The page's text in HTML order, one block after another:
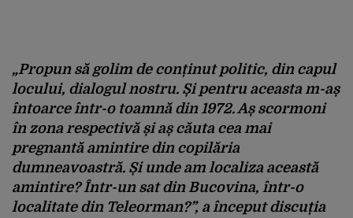
„Propun să golim de conținut politic, din capul
locului, dialogul nostru. Și pentru aceasta m-aș
întoarce într-o toamnă din 1972. Aș scormoni
în zona respectivă și aș căuta cea mai
pregnantă amintire din copilăria
dumneavoastră. Și unde am localiza această
amintire? Într-un sat din Bucovina, într-o
localitate din Teleorman?”, a început discuția